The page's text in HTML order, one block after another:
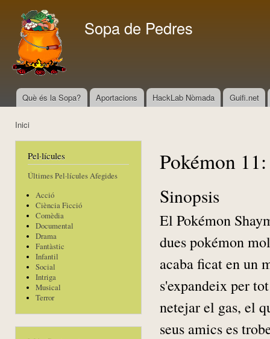
Sopa de Pedres
Menú principal
Què és la Sopa? Aportacions HackLab Nòmada Guifi.net
Inici
Pel·lícules
Últimes Pel·lícules Afegides
Acció
Ciència Ficció
Comèdia
Documental
Drama
Fantàstic
Infantil
Social
Intriga
Musical
Terror
Pokémon
Sinopsis
El Pokémon
dues pokémon
acaba ficat en un
s'expandeix per
netejar el gas, el
seus amics es